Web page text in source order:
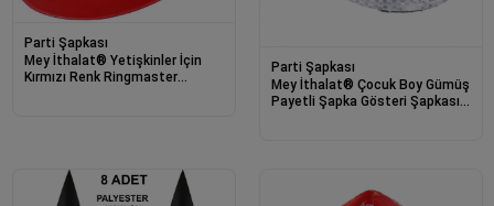
Parti Şapkası
Mey İthalat® Yetişkinler İçin
Kırmızı Renk Ringmaster
Parti Şapkası
Mey İthalat® Çocuk Boy Gümüş
Payetli Şapka Gösteri Şapkası